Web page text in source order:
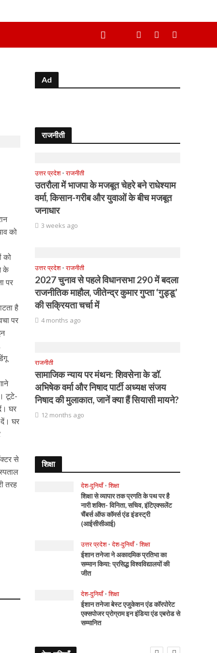
को
को
के
पर
है
पर
टूटे-
घर
घर
से
तरह
Ad
राजनीती
उत्तर प्रदेश • राजनीती
उतरौला में भाजपा के मजबूत चेहरे बने राधेश्याम
वर्मा, किसान-गरीब और युवाओं के बीच मजबूत
जनाधार
3 weeks ago
उत्तर प्रदेश • राजनीती
2027 चुनाव से पहले विधानसभा 290 में बदला
राजनीतिक माहौल, जीतेन्द्र कुमार गुप्ता ‘गुड्डू’
की सक्रियता चर्चा में
4 months ago
राजनीती
सामाजिक न्याय पर मंथन: शिवसेना के डॉ.
अभिषेक वर्मा और निषाद पार्टी अध्यक्ष संजय
निषाद की मुलाकात, जानें क्या हैं सियासी मायने?
12 months ago
शिक्षा
देश-दुनियाँ • शिक्षा
शिक्षा से व्यापार तक प्रगति के पथ पर है
नारी शक्ति- विनिता, सचिव, इंटिएक्सलेंट
चैंबर्स ऑफ कॉमर्स एंड इंडस्ट्री
(आईसीसीआई)
उत्तर प्रदेश • देश-दुनियाँ • शिक्षा
ईशान तनेजा ने अकादमिक प्रतिभा का
सम्मान किया: प्रसिद्ध विश्वविद्यालयों की
जीत
देश-दुनियाँ • शिक्षा
ईशान तनेजा बेस्ट एजुकेशन एंड कॉरपोरेट
एक्सपोजर प्रोग्राम इन इंडिया एंड एबरोड से
सम्मानित